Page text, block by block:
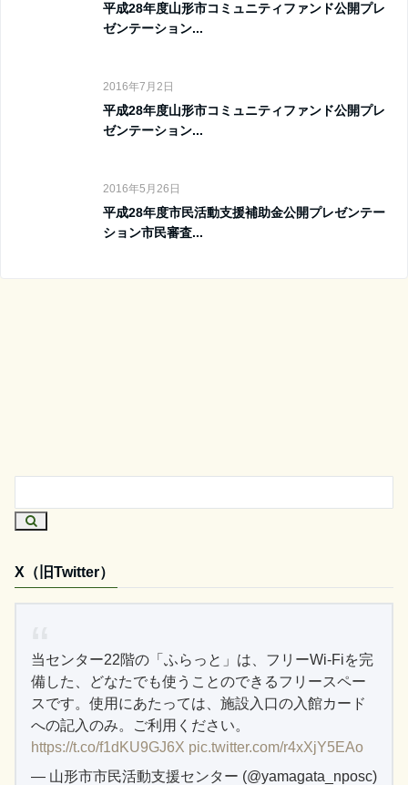
平成28年度山形市コミュニティファンド公開プレ
ゼンテーション...
2016年7月2日
平成28年度山形市コミュニティファンド公開プレ
ゼンテーション...
2016年5月26日
平成28年度市民活動支援補助金公開プレゼンテー
ション市民審査...
X（旧Twitter）
当センター22階の「ふらっと」は、フリーWi-Fiを完
備した、どなたでも使うことのできるフリースペー
スです。使用にあたっては、施設入口の入館カード
への記入のみ。ご利用ください。
https://t.co/f1dKU9GJ6X pic.twitter.com/r4xXjY5EAo
— 山形市市民活動支援センター (@yamagata_nposc)